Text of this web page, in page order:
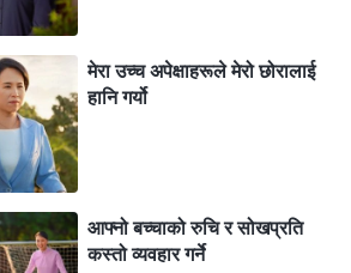
बुझ्न मलाई मार्गदर्शन गर्नुहोस् भनी
वचनहरू पढेँ, र आफ्नो स्थितिबारे केही
परमेश्‍वर भन्‍नुहुन्छ: “
जतिसुकै भव्य भए पनि, मानिसका चाहनाहरू
पनि वा ती जतिसुकै उचित भए पनि, मानिसले
मेरा उच्च अपेक्षाहरूले मेरो छोरालाई
हानि गर्यो
आफ्नो बच्चाको रुचि र सोखप्रति
कस्तो व्यवहार गर्ने